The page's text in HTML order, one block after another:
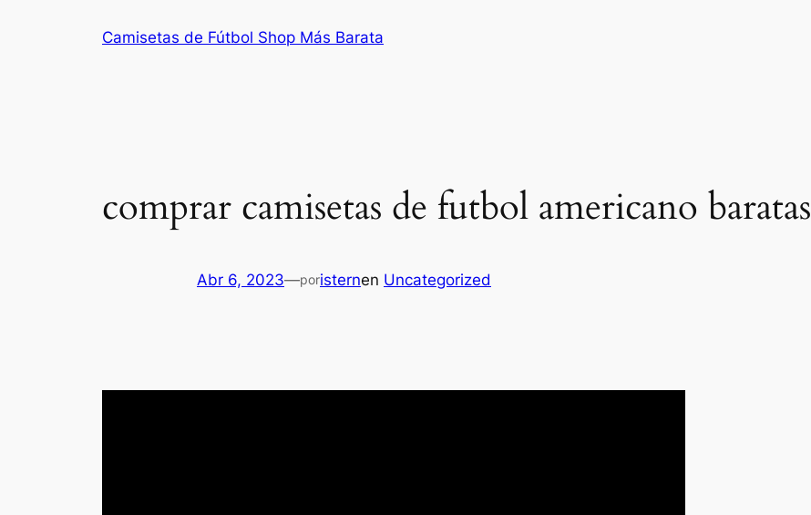
Camisetas de Fútbol Shop Más Barata
comprar camisetas de futbol americano baratas
Abr 6, 2023—poristernen Uncategorized